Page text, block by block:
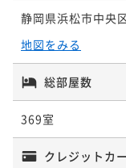
クラ
付】
36平米 禁煙 無料
静岡県浜松市中央
地図をみる
総部屋数
369室
クレジットカ